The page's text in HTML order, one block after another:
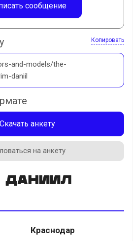
сообщение
Копировать
and-models/the-
daniil
Скачать анкету
на анкету
Даниил
Краснодар